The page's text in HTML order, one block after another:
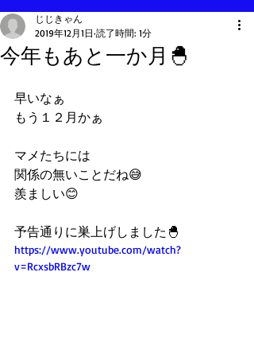
今年もあと一か月🐣
じじきゃん
2019年12月1日 読了時間: 1分
早いなぁ
もう１２月かぁ
マメたちには
関係の無いことだね😅
羨ましい😊
予告通りに巣上げしました🐣
https://www.youtube.com/watch?
v=RcxsbRBzc7w